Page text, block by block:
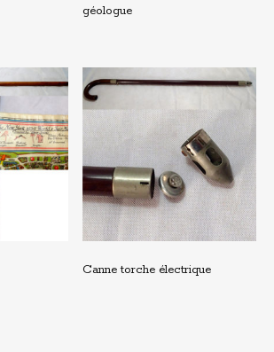
géologue
Canne torche électrique